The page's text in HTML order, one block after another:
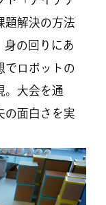
題解決の方法
身の回りにあ
でロボットの
。大会を通
の面白さを実